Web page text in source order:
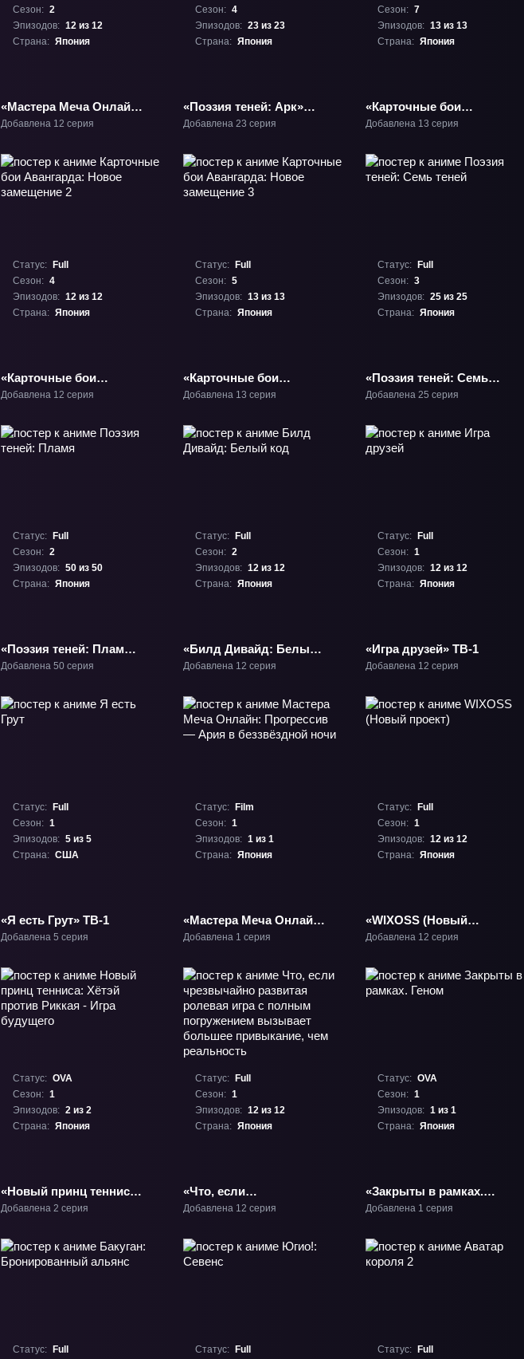
Сезон: 2
Эпизодов: 12 из 12
Страна: Япония
«Мастера Меча Онлайн:
Альтернативная
ТВ-2
Добавлена 12 серия
Сезон: 4
Эпизодов: 23 из 23
Страна: Япония
«Поэзия теней: Арк»
ТВ-4
Добавлена 23 серия
Сезон: 7
Эпизодов: 13 из 13
Страна: Япония
«Карточные бои
Авангарда: Святая Зет
Добавлена 13 серия
Статус:
Full
Сезон: 4
Эпизодов: 12 из 12
Страна: Япония
«Карточные бои
Авангарда: Новое
Добавлена 12 серия
Статус:
Full
Сезон: 5
Эпизодов: 13 из 13
Страна: Япония
«Карточные бои
Авангарда: Новое
Добавлена 13 серия
Статус:
Full
Сезон: 3
Эпизодов: 25 из 25
Страна: Япония
«Поэзия теней: Семь
теней» ТВ-3
Добавлена 25 серия
Статус:
Full
Сезон: 2
Эпизодов: 50 из 50
Страна: Япония
«Поэзия теней: Пламя»
ТВ-2
Добавлена 50 серия
Статус:
Full
Сезон: 2
Эпизодов: 12 из 12
Страна: Япония
«Билд Дивайд: Белый
код» ТВ-2
Добавлена 12 серия
Статус:
Full
Сезон: 1
Эпизодов: 12 из 12
Страна: Япония
«Игра друзей» ТВ-1
Добавлена 12 серия
Статус:
Full
Сезон: 1
Эпизодов: 5 из 5
Страна: США
«Я есть Грут» ТВ-1
Добавлена 5 серия
Статус:
Film
Сезон: 1
Эпизодов: 1 из 1
Страна: Япония
«Мастера Меча Онлайн:
Прогрессив — Ария в
Фильм-1
Добавлена 1 серия
Статус:
Full
Сезон: 1
Эпизодов: 12 из 12
Страна: Япония
«WIXOSS (Новый
проект)» ТВ-1
Добавлена 12 серия
Статус: OVA
Сезон: 1
Эпизодов: 2 из 2
Страна: Япония
«Новый принц тенниса:
Хётэй против Риккая -
Добавлена 2 серия
Статус:
Full
Сезон: 1
Эпизодов: 12 из 12
Страна: Япония
«Что, если
чрезвычайно развитая
погружением вызывает
большее привыкание,
чем реальность» ТВ-1
Добавлена 12 серия
Статус: OVA
Сезон: 1
Эпизодов: 1 из 1
Страна: Япония
«Закрыты в рамках.
Геном» ОВА-1
Добавлена 1 серия
Статус: Full Статус: Full Статус: Full